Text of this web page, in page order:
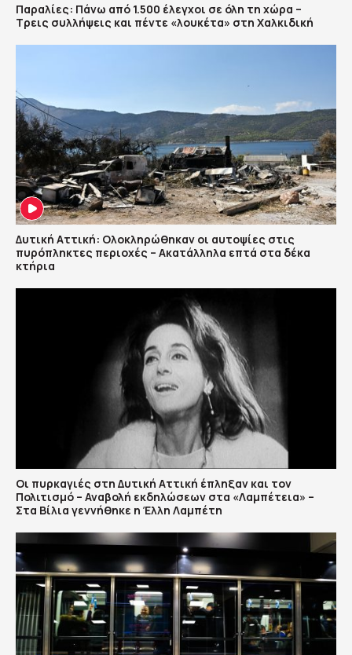
Παραλίες: Πάνω από 1.500 έλεγχοι σε όλη τη χώρα –
Τρεις συλλήψεις και πέντε «λουκέτα» στη Χαλκιδική
Δυτική Αττική: Ολοκληρώθηκαν οι αυτοψίες στις
πυρόπληκτες περιοχές – Ακατάλληλα επτά στα δέκα
κτήρια
Οι πυρκαγιές στη Δυτική Αττική έπληξαν και τον
Πολιτισμό – Αναβολή εκδηλώσεων στα «Λαμπέτεια» –
Στα Βίλια γεννήθηκε η Έλλη Λαμπέτη